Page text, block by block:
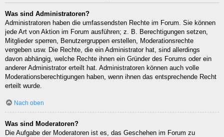
Was sind Administratoren?
Administratoren haben die umfassendsten Rechte im Forum. Sie können
jede Art von Aktion im Forum ausführen; z. B. Berechtigungen setzen,
Mitglieder sperren, Benutzergruppen erstellen, Moderationsrechte
vergeben usw. Die Rechte, die ein Administrator hat, sind allerdings
davon abhängig, welche Rechte ihnen ein Gründer des Forums oder ein
anderer Administrator erteilt hat. Administratoren können auch volle
Moderationsberechtigungen haben, wenn ihnen das entsprechende Recht
erteilt wurde.
Nach oben
Was sind Moderatoren?
Die Aufgabe der Moderatoren ist es, das Geschehen im Forum zu